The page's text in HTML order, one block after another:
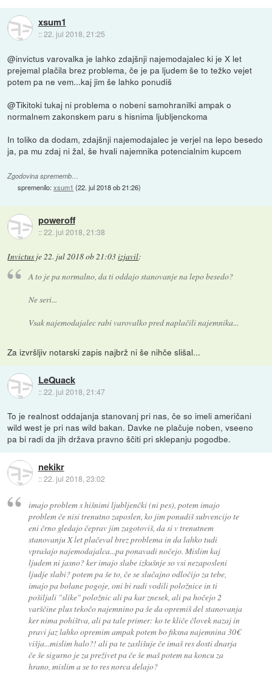
xsum1
::22. jul 2018, 21:25
@invictus varovalka je lahko zdajšnji najemodajalec ki je X let
prejemal plačila brez problema, če je pa ljudem še to težko vejet
potem pa ne vem...kaj jim še lahko ponudiš
@Tikitoki tukaj ni problema o nobeni samohranilki ampak o
normalnem zakonskem paru s hisnima ljubljenckoma
In toliko da dodam, zdajšnji najemodajalec je verjel na lepo besedo
ja, pa mu zdaj ni žal, še hvali najemnika potencialnim kupcem
Zgodovina sprememb…
spremenilo:xsum1 (22. jul 2018 ob 21:26)
poweroff
::22. jul 2018, 21:38
Invictus je22. jul 2018 ob 21:03izjavil:
A to je pa normalno, da ti oddajo stanovanje na lepo besedo?
Ne seri...
Vsak najemodajalec rabi varovalko pred naplačili najemnika...
Za izvršljiv notarski zapis najbrž ni še nihče slišal...
LeQuack
::22. jul 2018, 21:47
To je realnost oddajanja stanovanj pri nas, če so imeli američani
wild west je pri nas wild bakan. Davke ne plačuje noben, vseeno
pa bi radi da jih država pravno ščiti pri sklepanju pogodbe.
nekikr
::22. jul 2018, 23:02
imajo problem s hišnimi ljubljenčki (ni pes), potem imajo
problem če nisi trenutno zaposlen, ko jim ponudiš subvencijo te
eni črno gledajo čeprav jim zagotoviš, da si v trenutnem
stanovanju X let plačeval brez problema in da lahko tudi
vprašajo najemodajalca...pa ponavadi nočejo. Mislim kaj
ljudem ni jasno? ker imajo slabe izkušnje so vsi nezaposleni
ljudje slabi? potem pa še to, če se slučajno odločijo za tebe,
imajo pa bolane pogoje, oni bi radi vodili položnice in ti
pošiljali "slike" položnic ali pa kar znesek, ali pa hočejo 2
varščine plus tekočo najemnino pa še da opremiš del stanovanja
ker nima pohištva, ali pa tale primer: ko te kliče človek nazaj in
pravi jaz lahko opremim ampak potem bo fiksna najemnina 30€
višja...mislim halo?! ali pa te zaslišuje če imaš res dosti dnarja
če še sigurno je za preživet pa če še maš potem na koncu za
hrano, mislim a se to res norca delajo?